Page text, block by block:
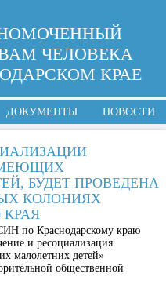
ЧЕЛОВЕКА
КРАЕ
ДОКУМЕНТЫ НОВОСТИ
БУДЕТ ПРОВЕДЕНА
КОЛОНИЯХ
КРАЯ
по Краснодарскому краю
и ресоциализация
малолетних детей»
общественной